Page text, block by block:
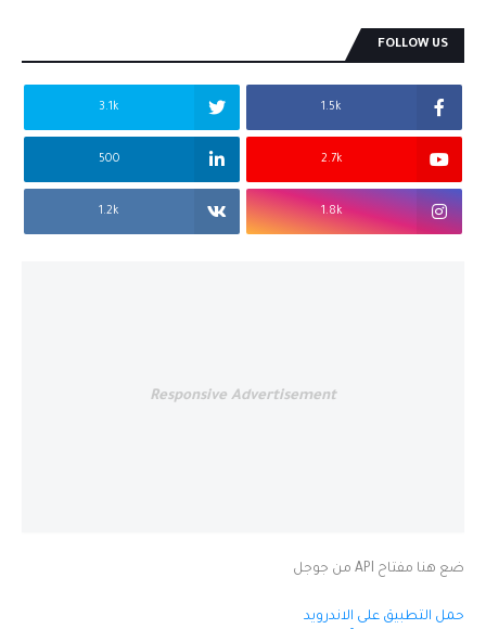
FOLLOW US
1.5k
3.1k
2.7k
500
1.8k
1.2k
Responsive Advertisement
ضع هنا مفتاح API من جوجل
حمل التطبيق على الاندرويد